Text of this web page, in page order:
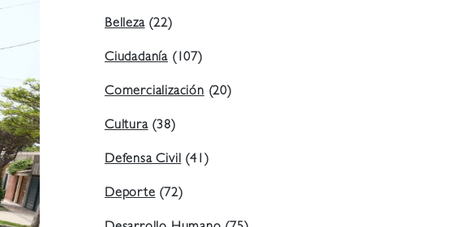
Belleza(22)
Ciudadanía (107)
Comercialización(20)
Cultura(38)
Defensa Civil(41)
Deporte(72)